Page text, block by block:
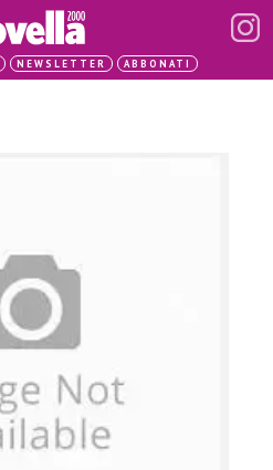
NEWSLETTER ABBONATI